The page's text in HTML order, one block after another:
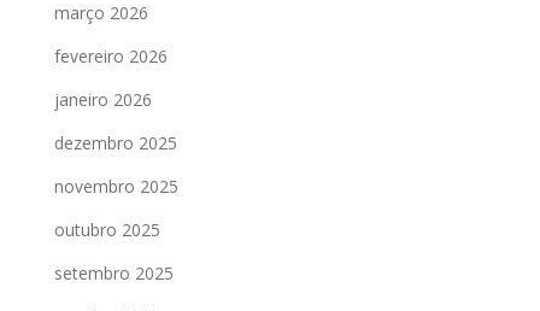
março 2026
fevereiro 2026
janeiro 2026
dezembro 2025
novembro 2025
outubro 2025
setembro 2025